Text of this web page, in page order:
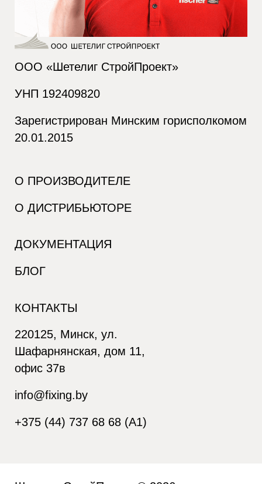
ООО «Шетелиг СтройПроект»
УНП 192409820
Зарегистрирован Минским горисполкомом
20.01.2015
О ПРОИЗВОДИТЕЛЕ
О ДИСТРИБЬЮТОРЕ
ДОКУМЕНТАЦИЯ
БЛОГ
КОНТАКТЫ
220125, Минск, ул.
Шафарнянская, дом 11,
офис 37в
info@fixing.by
+375 (44) 737 68 68 (A1)